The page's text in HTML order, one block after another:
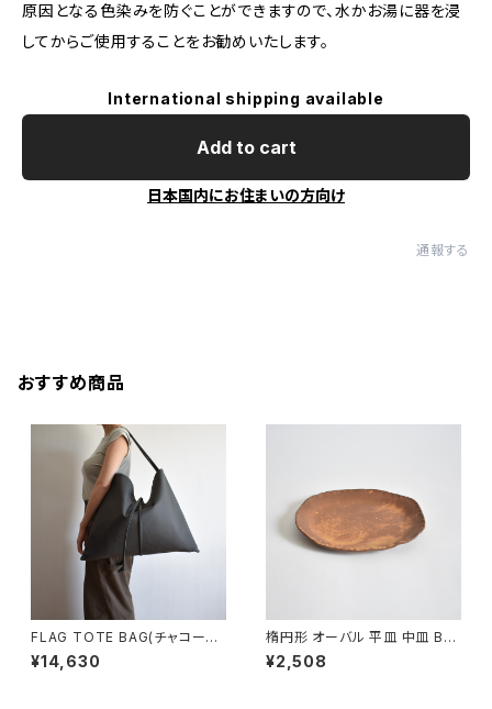
原因となる色染みを防ぐことができますので、水かお湯に器を浸
してからご使用することをお勧めいたします。
International shipping available
Add to cart
日本国内にお住まいの方向け
通報する
おすすめ商品
FLAG TOTE BAG(チャコール/
グレー)
¥14,630
楕円形 オーバル 平皿 中皿 BS
P090
¥2,508